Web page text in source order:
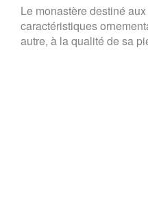
Le monastère destiné
caractéristiques
autre, à la qualité de sa